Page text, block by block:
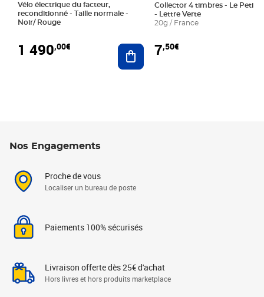
Vélo électrique du facteur,
reconditionné - Taille normale -
Noir/ Rouge
1 490,00€ Ajouter au panier
Collector 4 timbres - Le Petit
- Lettre Verte
20g / France
7,50€
Nos Engagements
Proche de vous
Localiser un bureau de poste
Paiements 100% sécurisés
Livraison offerte dès 25€ d'achat
Hors livres et hors produits marketplace